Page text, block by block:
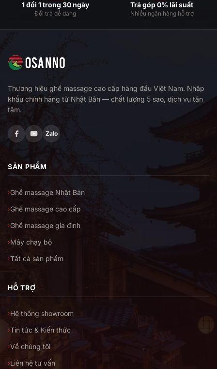
1 đổi 1 trong 30 ngày
Đổi trả dễ dàng
Trả góp 0% lãi suất
Nhiều ngân hàng hỗ trợ
Thương hiệu ghế massage cao cấp hàng đầu Việt Nam. Nhập
khẩu chính hãng từ Nhật Bản — chất lượng 5 sao, dịch vụ tận
tâm.
Zalo
SẢN PHẨM
›Ghế massage Nhật Bản
›Ghế massage cao cấp
›Ghế massage gia đình
›Máy chạy bộ
›Tất cả sản phẩm
HỖ TRỢ
›Hệ thống showroom
›Tin tức & Kiến thức
›Về chúng tôi
›Liên hệ tư vấn